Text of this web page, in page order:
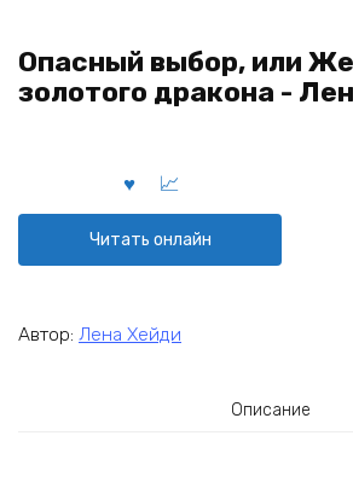
Опасный выбор, или
золотого дракона -
Читать онлайн
Автор: Лена Хейди
Описание